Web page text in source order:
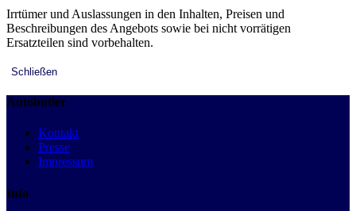
Irrtümer und Auslassungen in den Inhalten, Preisen und
Beschreibungen des Angebots sowie bei nicht vorrätigen
Ersatzteilen sind vorbehalten.
Schließen
Autobutler
Kontakt
Presse
Impressum
Info